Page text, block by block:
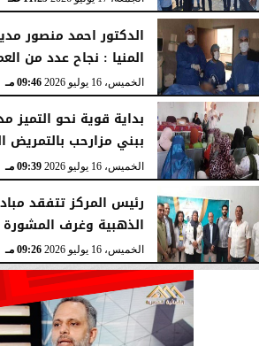
الدكتور احمد منصور
المنيا : نجاح عدد من
الخميس، 16 يوليو 2026 09:46 مـ
بداية قوية نحو التميز
ببني مزارحب بالتمريض
الخميس، 16 يوليو 2026 09:39 مـ
رئيس المركز تتفقد
الذهبية وغرف المشورة
الخميس، 16 يوليو 2026 09:26 مـ